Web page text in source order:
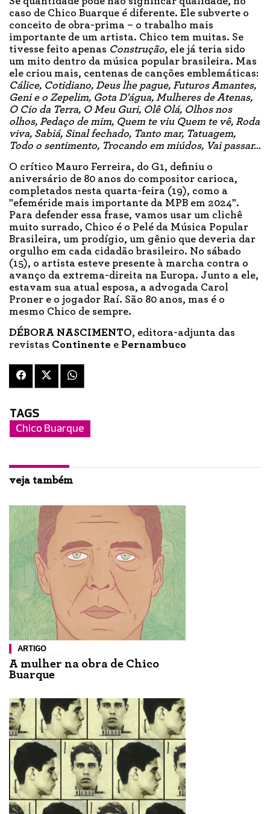
caso de Chico Buarque é diferente. Ele subverte o
conceito de obra-prima – o trabalho mais
importante de um artista. Chico tem muitas. Se
tivesse feito apenas Construção, ele já teria sido
um mito dentro da música popular brasileira. Mas
ele criou mais, centenas de canções emblemáticas:
Cálice, Cotidiano, Deus lhe pague, Futuros Amantes,
Geni e o Zepelim, Gota D'água, Mulheres de Atenas,
O Cio da Terra, O Meu Guri, Olê Olá, Olhos nos
olhos, Pedaço de mim, Quem te viu Quem te vê, Roda
viva, Sabiá, Sinal fechado, Tanto mar, Tatuagem,
Todo o sentimento, Trocando em miúdos, Vai passar…
O crítico Mauro Ferreira, do G1, definiu o
aniversário de 80 anos do compositor carioca,
completados nesta quarta-feira (19), como a
"efeméride mais importante da MPB em 2024".
Para defender essa frase, vamos usar um clichê
muito surrado, Chico é o Pelé da Música Popular
Brasileira, um prodígio, um gênio que deveria dar
orgulho em cada cidadão brasileiro. No sábado
(15), o artista esteve presente à marcha contra o
avanço da extrema-direita na Europa. Junto a ele,
estavam sua atual esposa, a advogada Carol
Proner e o jogador Raí. São 80 anos, mas é o
mesmo Chico de sempre.
DÉBORA NASCIMENTO, editora-adjunta das
revistas Continente e Pernambuco
TAGS
Chico Buarque
veja também
ARTIGO
A mulher na obra de Chico
Buarque